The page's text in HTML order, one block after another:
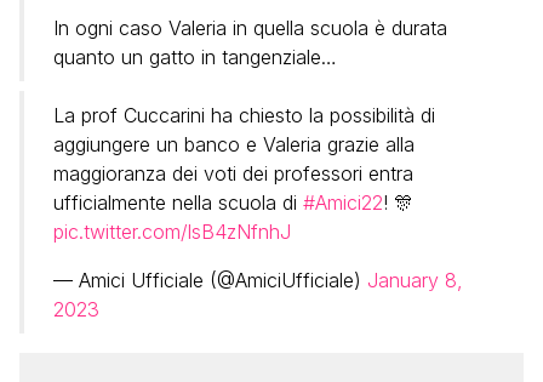
In ogni caso Valeria in quella scuola è durata
quanto un gatto in tangenziale…
La prof Cuccarini ha chiesto la possibilità di
aggiungere un banco e Valeria grazie alla
maggioranza dei voti dei professori entra
ufficialmente nella scuola di #Amici22! 🎊
pic.twitter.com/lsB4zNfnhJ
— Amici Ufficiale (@AmiciUfficiale) January 8,
2023